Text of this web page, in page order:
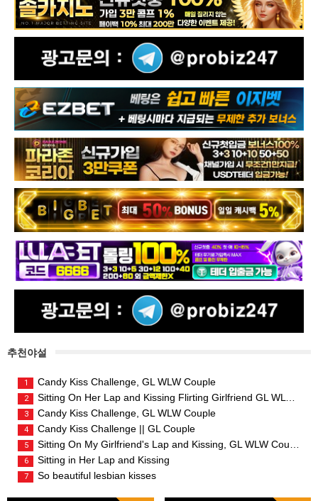
추천야설
1 Candy Kiss Challenge, GL WLW Couple
2 Sitting On Her Lap and Kissing Flirting Girlfriend GL WLW Couple
3 Candy Kiss Challenge, GL WLW Couple
4 Candy Kiss Challenge || GL Couple
5 Sitting On My Girlfriend's Lap and Kissing, GL WLW Couple
6 Sitting in Her Lap and Kissing
7 So beautiful lesbian kisses